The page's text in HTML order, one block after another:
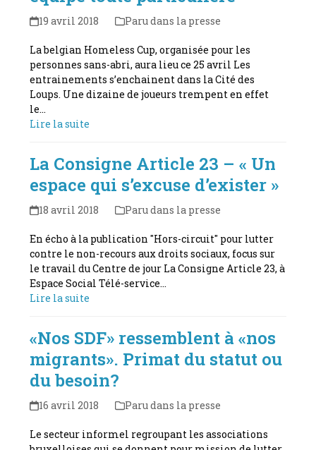
19 avril 2018 Paru dans la presse
La belgian Homeless Cup, organisée pour les
personnes sans-abri, aura lieu ce 25 avril Les
entrainements s’enchainent dans la Cité des
Loups. Une dizaine de joueurs trempent en effet
le…
Lire la suite
La Consigne Article 23 – « Un
espace qui s’excuse d’exister »
18 avril 2018 Paru dans la presse
En écho à la publication "Hors-circuit" pour lutter
contre le non-recours aux droits sociaux, focus sur
le travail du Centre de jour La Consigne Article 23, à
Espace Social Télé-service…
Lire la suite
«Nos SDF» ressemblent à «nos
migrants». Primat du statut ou
du besoin?
16 avril 2018 Paru dans la presse
Le secteur informel regroupant les associations